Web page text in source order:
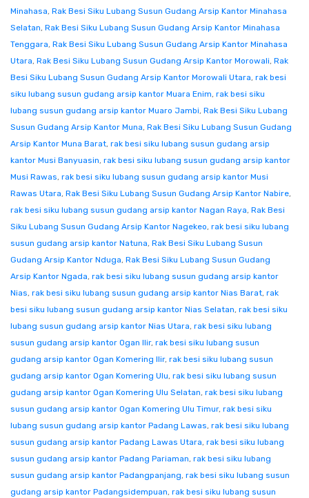
Minahasa, Rak Besi Siku Lubang Susun Gudang Arsip Kantor Minahasa
Selatan, Rak Besi Siku Lubang Susun Gudang Arsip Kantor Minahasa
Tenggara, Rak Besi Siku Lubang Susun Gudang Arsip Kantor Minahasa
Utara, Rak Besi Siku Lubang Susun Gudang Arsip Kantor Morowali, Rak
Besi Siku Lubang Susun Gudang Arsip Kantor Morowali Utara, rak besi
siku lubang susun gudang arsip kantor Muara Enim, rak besi siku
lubang susun gudang arsip kantor Muaro Jambi, Rak Besi Siku Lubang
Susun Gudang Arsip Kantor Muna, Rak Besi Siku Lubang Susun Gudang
Arsip Kantor Muna Barat, rak besi siku lubang susun gudang arsip
kantor Musi Banyuasin, rak besi siku lubang susun gudang arsip kantor
Musi Rawas, rak besi siku lubang susun gudang arsip kantor Musi
Rawas Utara, Rak Besi Siku Lubang Susun Gudang Arsip Kantor Nabire,
rak besi siku lubang susun gudang arsip kantor Nagan Raya, Rak Besi
Siku Lubang Susun Gudang Arsip Kantor Nagekeo, rak besi siku lubang
susun gudang arsip kantor Natuna, Rak Besi Siku Lubang Susun
Gudang Arsip Kantor Nduga, Rak Besi Siku Lubang Susun Gudang
Arsip Kantor Ngada, rak besi siku lubang susun gudang arsip kantor
Nias, rak besi siku lubang susun gudang arsip kantor Nias Barat, rak
besi siku lubang susun gudang arsip kantor Nias Selatan, rak besi siku
lubang susun gudang arsip kantor Nias Utara, rak besi siku lubang
susun gudang arsip kantor Ogan Ilir, rak besi siku lubang susun
gudang arsip kantor Ogan Komering Ilir, rak besi siku lubang susun
gudang arsip kantor Ogan Komering Ulu, rak besi siku lubang susun
gudang arsip kantor Ogan Komering Ulu Selatan, rak besi siku lubang
susun gudang arsip kantor Ogan Komering Ulu Timur, rak besi siku
lubang susun gudang arsip kantor Padang Lawas, rak besi siku lubang
susun gudang arsip kantor Padang Lawas Utara, rak besi siku lubang
susun gudang arsip kantor Padang Pariaman, rak besi siku lubang
susun gudang arsip kantor Padangpanjang, rak besi siku lubang susun
gudang arsip kantor Padangsidempuan, rak besi siku lubang susun